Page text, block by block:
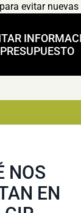
evitar
PRESUPUESTO
NOS
EN